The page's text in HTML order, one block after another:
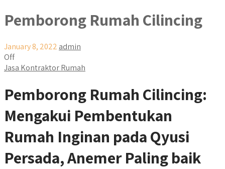
Pemborong Rumah Cilincing
January 8, 2022 admin
Off
Jasa Kontraktor Rumah
Pemborong Rumah Cilincing:
Mengakui Pembentukan
Rumah Inginan pada Qyusi
Persada, Anemer Paling baik